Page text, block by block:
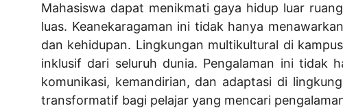
Mahasiswa dapat menikmati gaya hidup luar
luas. Keanekaragaman ini tidak hanya
dan kehidupan. Lingkungan multikultural di
inklusif dari seluruh dunia. Pengalaman ini tidak
komunikasi, kemandirian, dan adaptasi di
transformatif bagi pelajar yang mencari